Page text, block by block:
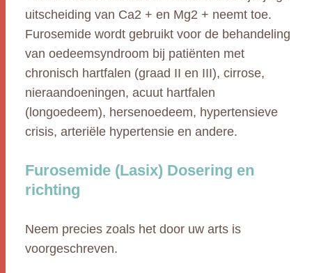
uitscheiding van Ca2 + en Mg2 + neemt toe.
Furosemide wordt gebruikt voor de behandeling
van oedeemsyndroom bij patiënten met
chronisch hartfalen (graad II en III), cirrose,
nieraandoeningen, acuut hartfalen
(longoedeem), hersenoedeem, hypertensieve
crisis, arteriële hypertensie en andere.
Furosemide (Lasix) Dosering en
richting
Neem precies zoals het door uw arts is
voorgeschreven.